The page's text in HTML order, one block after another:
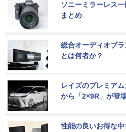
ソニーミラーレス
まとめ
総合オーディオブ
とは何者か？
レイズのプレミア
から「2×9R」が登
性能の良いお得な